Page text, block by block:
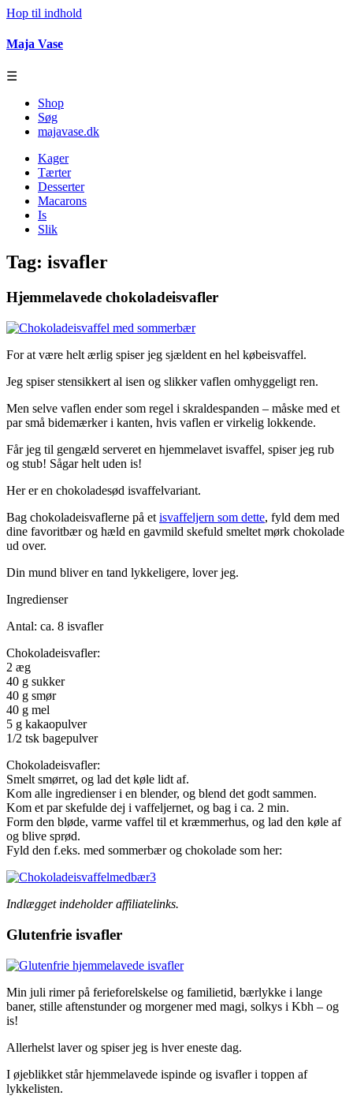
Hop til indhold
Maja Vase
☰
Shop
Søg
majavase.dk
Kager
Tærter
Desserter
Macarons
Is
Slik
Tag: isvafler
Hjemmelavede chokoladeisvafler
For at være helt ærlig spiser jeg sjældent en hel købeisvaffel.
Jeg spiser stensikkert al isen og slikker vaflen omhyggeligt ren.
Men selve vaflen ender som regel i skraldespanden – måske med et
par små bidemærker i kanten, hvis vaflen er virkelig lokkende.
Får jeg til gengæld serveret en hjemmelavet isvaffel, spiser jeg rub
og stub! Sågar helt uden is!
Her er en chokoladesød isvaffelvariant.
Bag chokoladeisvaflerne på et isvaffeljern som dette, fyld dem med
dine favoritbær og hæld en gavmild skefuld smeltet mørk chokolade
ud over.
Din mund bliver en tand lykkeligere, lover jeg.
Ingredienser
Antal: ca. 8 isvafler
Chokoladeisvafler:
2 æg
40 g sukker
40 g smør
40 g mel
5 g kakaopulver
1/2 tsk bagepulver
Chokoladeisvafler:
Smelt smørret, og lad det køle lidt af.
Kom alle ingredienser i en blender, og blend det godt sammen.
Kom et par skefulde dej i vaffeljernet, og bag i ca. 2 min.
Form den bløde, varme vaffel til et kræmmerhus, og lad den køle af
og blive sprød.
Fyld den f.eks. med sommerbær og chokolade som her:
Indlægget indeholder affiliatelinks.
Glutenfrie isvafler
Min juli rimer på ferieforelskelse og familietid, bærlykke i lange
baner, stille aftenstunder og morgener med magi, solkys i Kbh – og
is!
Allerhelst laver og spiser jeg is hver eneste dag.
I øjeblikket står hjemmelavede ispinde og isvafler i toppen af
lykkelisten.